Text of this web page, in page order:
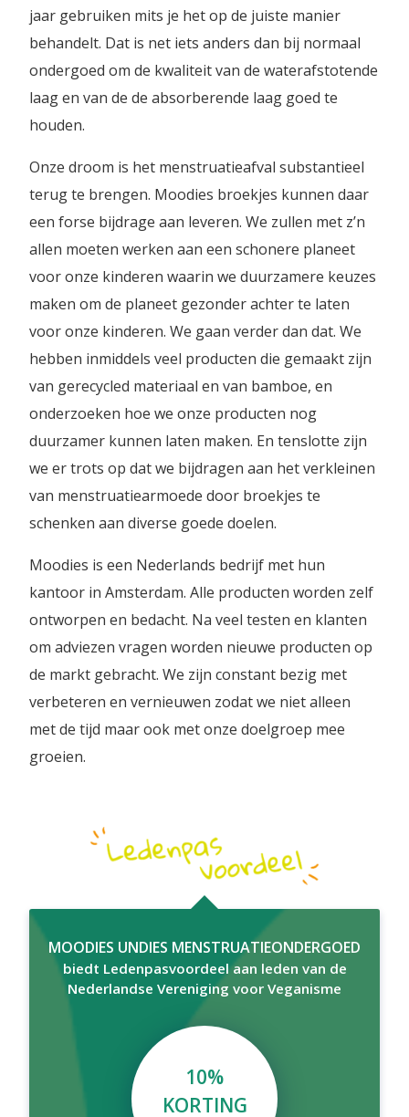
jaar gebruiken mits je het op de juiste manier
behandelt. Dat is net iets anders dan bij normaal
ondergoed om de kwaliteit van de waterafstotende
laag en van de de absorberende laag goed te
houden.
Onze droom is het menstruatieafval substantieel
terug te brengen. Moodies broekjes kunnen daar
een forse bijdrage aan leveren. We zullen met z’n
allen moeten werken aan een schonere planeet
voor onze kinderen waarin we duurzamere keuzes
maken om de planeet gezonder achter te laten
voor onze kinderen. We gaan verder dan dat. We
hebben inmiddels veel producten die gemaakt zijn
van gerecycled materiaal en van bamboe, en
onderzoeken hoe we onze producten nog
duurzamer kunnen laten maken. En tenslotte zijn
we er trots op dat we bijdragen aan het verkleinen
van menstruatiearmoede door broekjes te
schenken aan diverse goede doelen.
Moodies is een Nederlands bedrijf met hun
kantoor in Amsterdam. Alle producten worden zelf
ontworpen en bedacht. Na veel testen en klanten
om adviezen vragen worden nieuwe producten op
de markt gebracht. We zijn constant bezig met
verbeteren en vernieuwen zodat we niet alleen
met de tijd maar ook met onze doelgroep mee
groeien.
MOODIES UNDIES MENSTRUATIEONDERGOED
biedt Ledenpasvoordeel aan leden van de
Nederlandse Vereniging voor Veganisme
10%
KORTING